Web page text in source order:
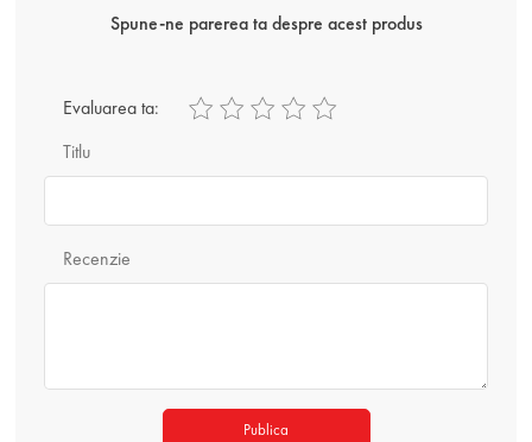
Spune-ne parerea ta despre acest produs
Titlu
Evaluarea ta:
Recenzie
Publica